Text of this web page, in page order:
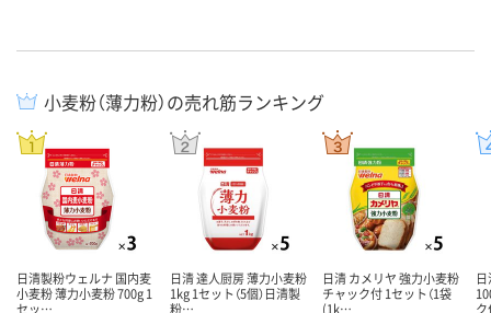
小麦粉（薄力粉）の売れ筋ランキング
日清製粉ウェルナ 国内麦
小麦粉 薄力小麦粉 700g 1
セッ…
日清 達人厨房 薄力小麦粉
1kg 1セット（5個）日清製
粉…
日清 カメリヤ 強力小麦粉
チャック付 1セット（1袋
(1k…